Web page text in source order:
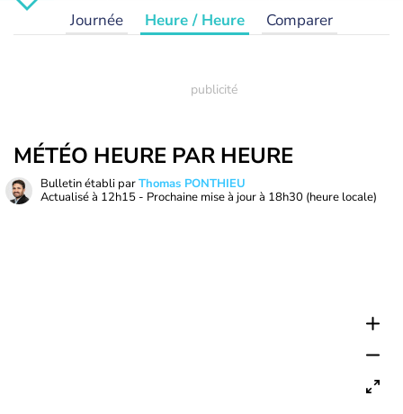
Journée Heure / Heure Comparer
MÉTÉO HEURE PAR HEURE
Bulletin établi parThomas PONTHIEU
Actualisé à 12h15 - Prochaine mise à jour à 18h30 (heure locale)